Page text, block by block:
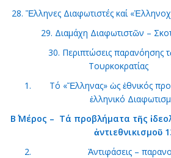
28. Ἕλληνες Διαφωτιστές καί
29. Διαμάχη Διαφωτιστῶν –
30. Περιπτώσεις παρανόησης
Τουρκοκρατίας
Τό «Ἕλληνας» ὡς ἐθνικός
ἑλληνικό
Β΄ Μέρος – Τά προβλήματα τῆς
ἀντιεθνικισμοῦ
Ἀντιφάσεις –